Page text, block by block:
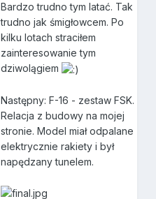
Bardzo trudno tym latać. Tak
trudno jak śmigłowcem. Po
kilku lotach straciłem
zainteresowanie tym
dziwolągiem
Następny: F-16 - zestaw FSK.
Relacja z budowy na mojej
stronie. Model miał odpalane
elektrycznie rakiety i był
napędzany tunelem.